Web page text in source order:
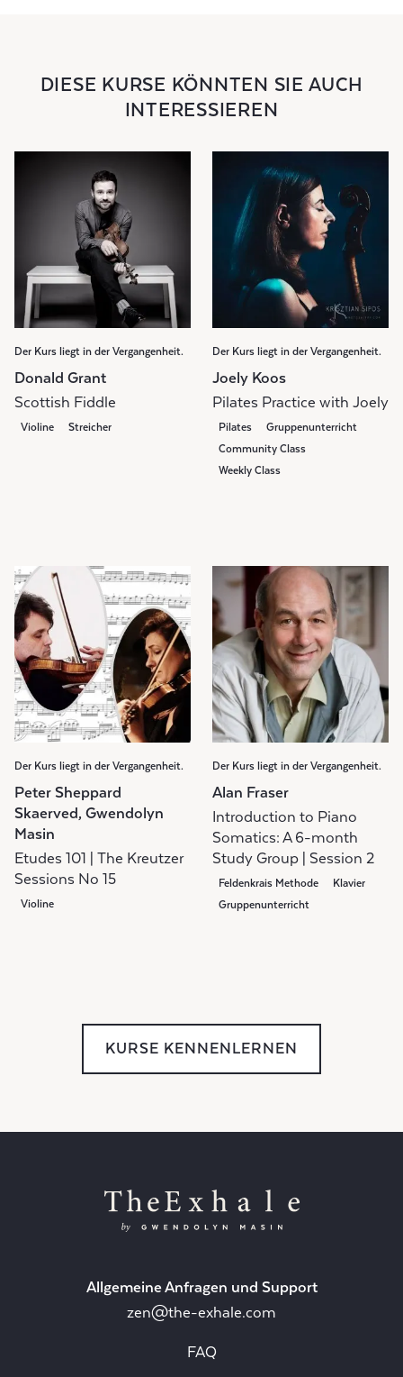
DIESE KURSE KÖNNTEN SIE AUCH
INTERESSIEREN
Der Kurs liegt in der Vergangenheit.
Donald Grant
Scottish Fiddle
Violine Streicher
Der Kurs liegt in der Vergangenheit.
Joely Koos
Pilates Practice with Joely
Pilates
Gruppenunterricht
Community Class
Weekly Class
Der Kurs liegt in der Vergangenheit.
Peter Sheppard
Skaerved, Gwendolyn
Masin
Etudes 101 | The Kreutzer
Sessions No 15
Violine
Der Kurs liegt in der Vergangenheit.
Alan Fraser
Introduction to Piano
Somatics: A 6-month
Study Group | Session 2
Feldenkrais Methode
Klavier
Gruppenunterricht
KURSE KENNENLERNEN
Allgemeine Anfragen und Support
zen@the-exhale.com
FAQ